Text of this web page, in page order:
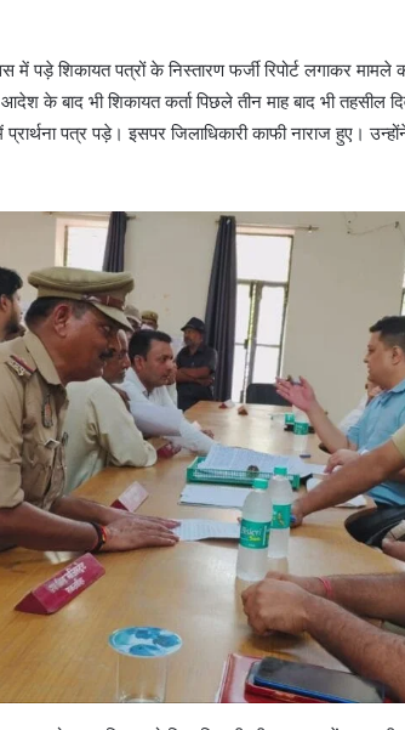
में पड़े शिकायत पत्रों के निस्तारण फर्जी रिपोर्ट लगाकर मामले
के बाद भी शिकायत कर्ता पिछले तीन माह बाद भी तहसील
पत्र पड़े। इसपर जिलाधिकारी काफी नाराज हुए।